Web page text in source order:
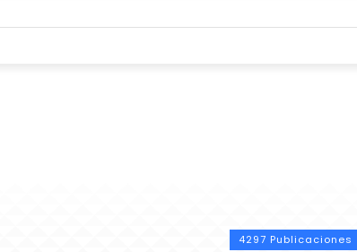
4297 Publicaciones